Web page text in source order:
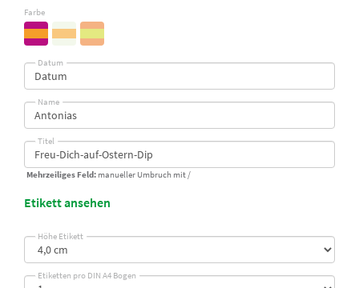
Farbe
Datum
Name
Titel
Mehrzeiliges Feld: manueller Umbruch mit /
Etikett ansehen
Höhe Etikett
Etiketten pro DIN A4 Bogen